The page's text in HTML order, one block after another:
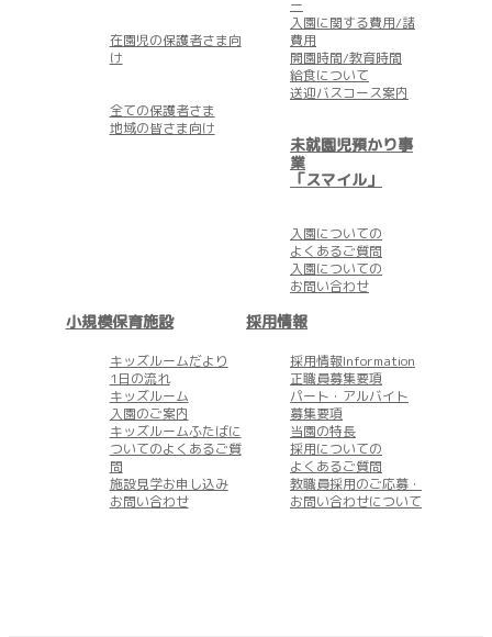
在園児の保護者さま向
け
全ての保護者さま
地域の皆さま向け
ー
入園に関する費用/諸
費用
開園時間/教育時間
給食について
送迎バスコース案内
未就園児預かり事
業
「スマイル」
入園についての
よくあるご質問
入園についての
お問い合わせ
小規模保育施設
キッズルームだより
1日の流れ
キッズルーム
入園のご案内
キッズルームふたばに
ついてのよくあるご質
問
施設見学お申し込み
お問い合わせ
採用情報
採用情報Information
正職員募集要項
パート・アルバイト
募集要項
当園の特長
採用についての
よくあるご質問
教職員採用のご応募・
お問い合わせについて